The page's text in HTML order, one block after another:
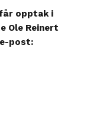
opptak i
Ole Reinert
e-post: